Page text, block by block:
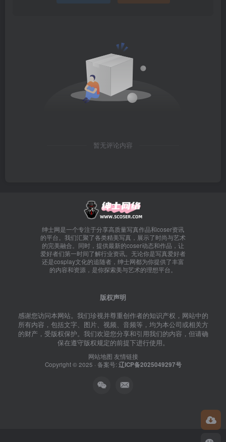
暂无评论内容
绅士网是一个专注于分享高质量写真作品和coser资讯
的平台。我们汇聚了各类精美写真，展示了时尚与艺术
的完美融合。同时，提供最新的coser动态和作品，让
爱好者们第一时间了解行业资讯。无论你是写真爱好者
还是cosplay文化的追随者，绅士网都为你提供了丰富
的内容和资源，是你探索美与艺术的理想平台。
版权声明
感谢您访问本网站。我们珍视并尊重创作者的知识产权，网站中的
所有内容，包括文字、图片、视频、音频等，均为本公司或相关方
的财产，受版权保护。我们欢迎您分享和引用我们的内容，但请确
保在遵守版权规定的前提下进行使用。
网站地图 友情链接
Copyright © 2025 · 备案号: 辽ICP备2025049297号